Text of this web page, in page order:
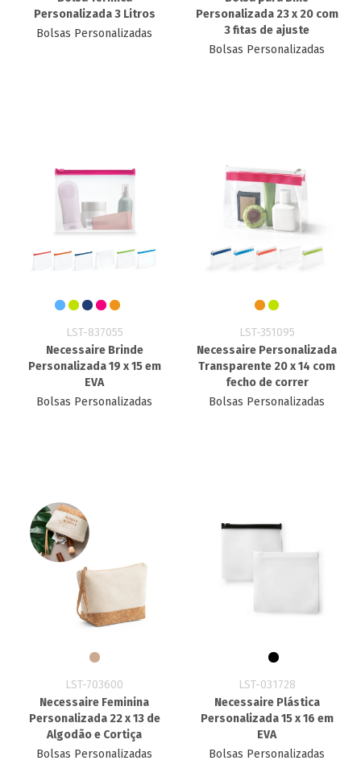
Personalizada 3 Litros
Bolsas Personalizadas
Personalizada 23 x 20 com
3 fitas de ajuste
Bolsas Personalizadas
LST-837055
Necessaire Brinde
Personalizada 19 x 15 em
EVA
Bolsas Personalizadas
LST-351095
Necessaire Personalizada
Transparente 20 x 14 com
fecho de correr
Bolsas Personalizadas
LST-703600
Necessaire Feminina
Personalizada 22 x 13 de
Algodão e Cortiça
Bolsas Personalizadas
LST-031728
Necessaire Plástica
Personalizada 15 x 16 em
EVA
Bolsas Personalizadas